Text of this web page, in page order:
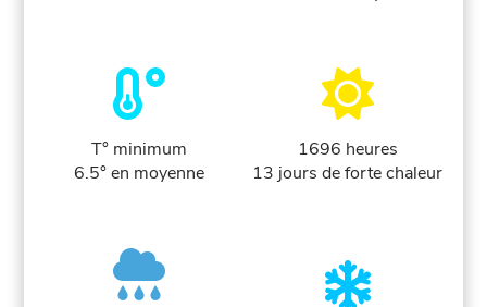
T° minimum
6.5° en moyenne
1696 heures
13 jours de forte chaleur